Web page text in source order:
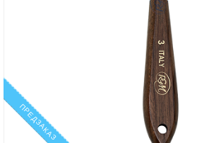
ПРЕДЗАКАЗ